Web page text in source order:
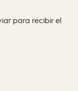
para recibir el